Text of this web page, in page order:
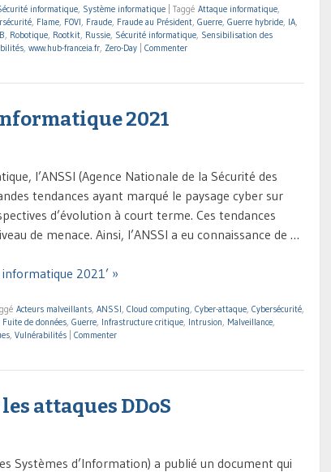
informatique, Système informatique Taggé Attaque informatique,
, Flame, FOVI, Fraude, Fraude au Président, Guerre, Guerre hybride, IA,
, Robotique, Rootkit, Russie, Sécurité informatique, Sensibilisation des
, www.hub-franceia.fr, Zero-Day Commenter
2021
l’ANSSI (Agence Nationale de la Sécurité des
tendances ayant marqué le paysage cyber sur
d’évolution à court terme. Ces tendances
de menace. Ainsi, l’ANSSI a eu connaissance de …
2021’ »
Acteurs malveillants, ANSSI, Cloud computing, Cyber-attaque, Cybersécurité,
Fuite de données, Guerre, Infrastructure critique, Intrusion, Malveillance,
, Vulnérabilités Commenter
attaques DDoS
Systèmes d’Information) a publié un document qui